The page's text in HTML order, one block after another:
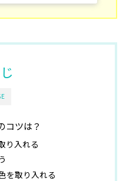
コツは？
り入れる
を取り入れる